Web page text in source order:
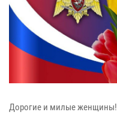
Дорогие и милые женщины!